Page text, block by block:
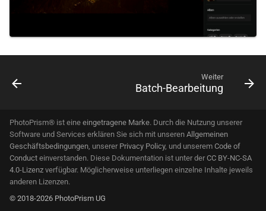
Weiter
Batch-Bearbeitung
PhotoPrism® ist eine eingetragene Marke. Durch die Nutzung unserer
Software und Services erklären Sie sich mit unseren Allgemeinen
Geschäftsbedingungen, unserer Privacy Policy, und unserem Code of
Conduct einverstanden. Diese Dokumentation ist unter der CC BY-NC-SA
4.0-Lizenz verfügbar. Möglicherweise unterliegen einzelne Inhalte jeweils
anderen Lizenzen.
© 2018-2026 PhotoPrism UG